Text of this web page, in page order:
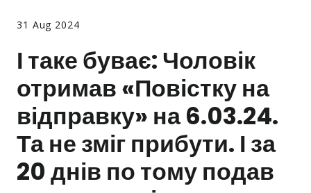
Контакти
Про мобілізацію
Новини
Залишити заявку
31 Aug 2024
І таке буває: Чоловік
отримав «Повістку на
відправку» на 6.03.24.
Та не зміг прибути. І за
20 днів по тому подав